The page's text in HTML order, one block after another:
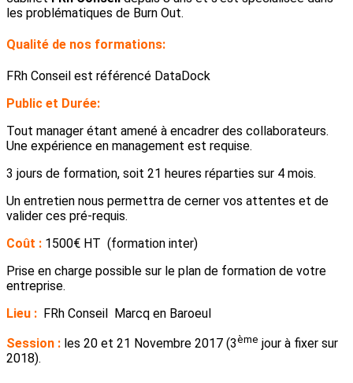
les problématiques de Burn Out.
Qualité de nos formations:
FRh Conseil est référencé DataDock
Public et Durée:
Tout manager étant amené à encadrer des collaborateurs.
Une expérience en management est requise.
3 jours de formation, soit 21 heures réparties sur 4 mois.
Un entretien nous permettra de cerner vos attentes et de
valider ces pré-requis.
Coût : 1500€ HT (formation inter)
Prise en charge possible sur le plan de formation de votre
entreprise.
Lieu : FRh Conseil Marcq en Baroeul
Session : les 20 et 21 Novembre 2017 (3ème jour à fixer sur
2018).